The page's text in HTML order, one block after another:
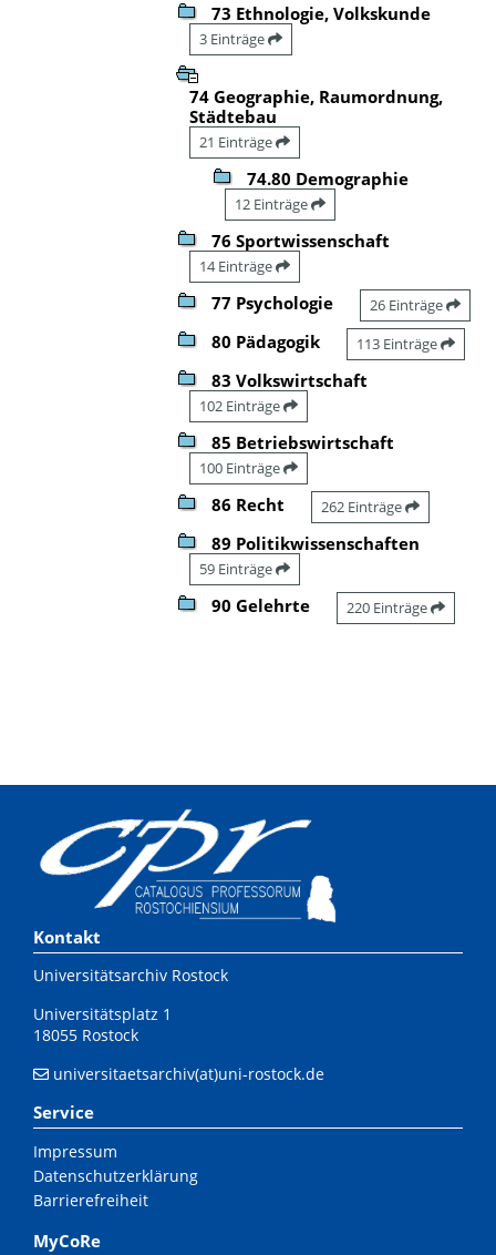
73 Ethnologie, Volkskunde
3 Einträge
74 Geographie, Raumordnung,
Städtebau
21 Einträge
74.80 Demographie
12 Einträge
76 Sportwissenschaft
14 Einträge
77 Psychologie 26 Einträge
80 Pädagogik 113 Einträge
83 Volkswirtschaft
102 Einträge
85 Betriebswirtschaft
100 Einträge
86 Recht 262 Einträge
89 Politikwissenschaften
59 Einträge
90 Gelehrte 220 Einträge
Kontakt
Universitätsarchiv Rostock
Universitätsplatz 1
18055 Rostock
universitaetsarchiv(at)uni-rostock.de
Service
Impressum
Datenschutzerklärung
Barrierefreiheit
MyCoRe